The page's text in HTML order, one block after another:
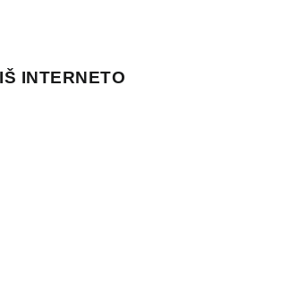
INTERNETO